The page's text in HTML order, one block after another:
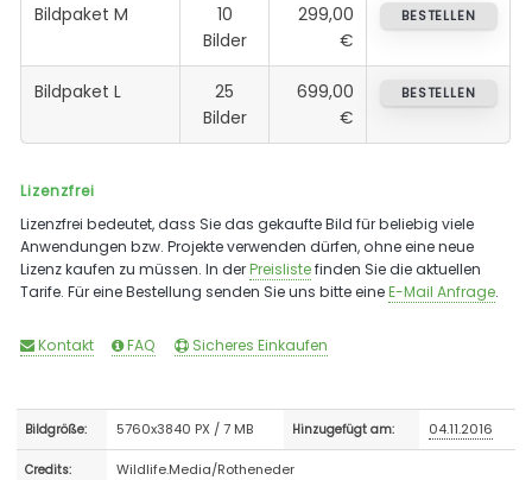
Bildpaket M
10
Bilder
299,00
€
BESTELLEN
Bildpaket L
25
Bilder
699,00
€
BESTELLEN
Lizenzfrei
Lizenzfrei bedeutet, dass Sie das gekaufte Bild für beliebig viele
Anwendungen bzw. Projekte verwenden dürfen, ohne eine neue
Lizenz kaufen zu müssen. In derPreislistefinden Sie die aktuellen
Tarife. Für eine Bestellung senden Sie uns bitte eineE-Mail Anfrage.
Kontakt FAQ Sicheres Einkaufen
Bildgröße: 5760x3840 PX / 7 MB Hinzugefügt am: 04.11.2016
Credits: Wildlife.Media/Rotheneder